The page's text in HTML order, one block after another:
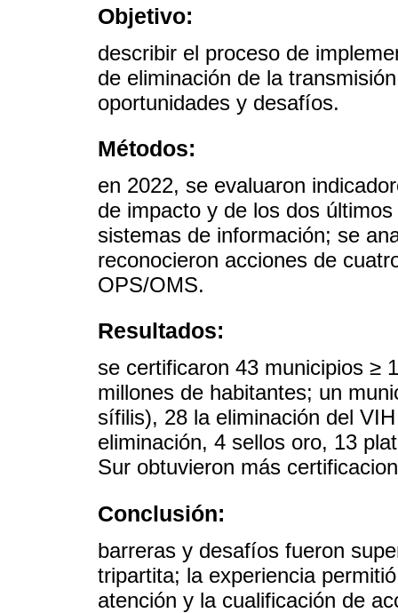
Objetivo:
describir el proceso de
de eliminación de la
oportunidades y desafíos.
Métodos:
en 2022, se evaluaron
de impacto y de los dos
sistemas de información; se
reconocieron acciones de
OPS/OMS.
Resultados:
se certificaron 43 municipios ≥
millones de habitantes; un
sífilis), 28 la eliminación del
eliminación, 4 sellos oro, 13
Sur obtuvieron más
Conclusión:
barreras y desafíos fueron
tripartita; la experiencia
atención y la cualificación de